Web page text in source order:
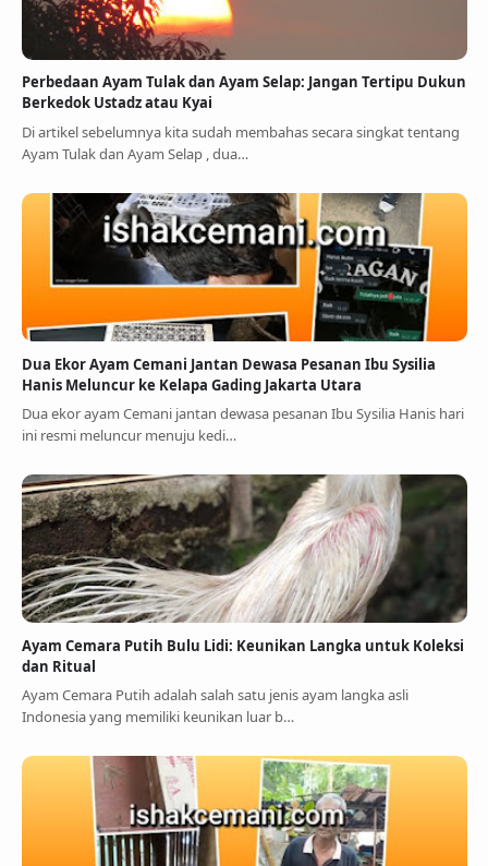
Perbedaan Ayam Tulak dan Ayam Selap: Jangan Tertipu Dukun
Berkedok Ustadz atau Kyai
Di artikel sebelumnya kita sudah membahas secara singkat tentang
Ayam Tulak dan Ayam Selap , dua…
Dua Ekor Ayam Cemani Jantan Dewasa Pesanan Ibu Sysilia
Hanis Meluncur ke Kelapa Gading Jakarta Utara
Dua ekor ayam Cemani jantan dewasa pesanan Ibu Sysilia Hanis hari
ini resmi meluncur menuju kedi…
Ayam Cemara Putih Bulu Lidi: Keunikan Langka untuk Koleksi
dan Ritual
Ayam Cemara Putih adalah salah satu jenis ayam langka asli
Indonesia yang memiliki keunikan luar b…